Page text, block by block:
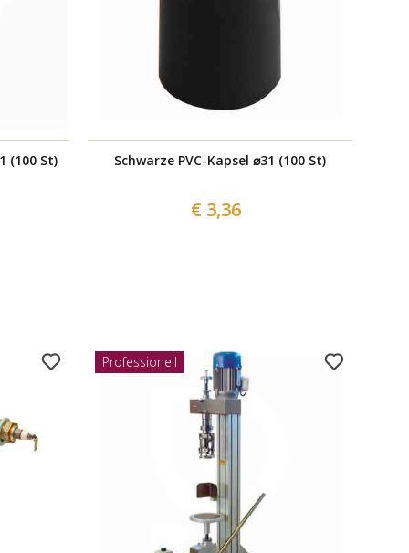
(100 St) Schwarze PVC-Kapsel ⌀31 (100 St)
€ 3,36
Professionell